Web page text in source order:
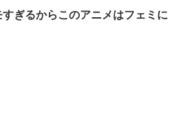
ぎるからこのアニメはフェミに